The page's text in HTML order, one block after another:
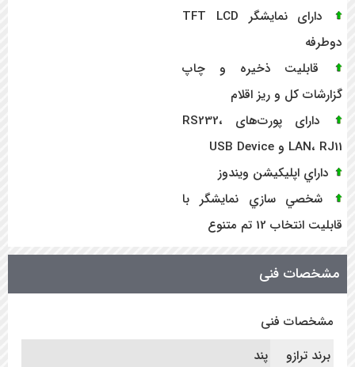
دارای نمایشگر TFT LCD
دوطرفه
قابلیت ذخیره و چاپ
گزارشات کل و ریز اقلام
دارای پورت‌های RS232،
LAN، RJ11 و USB Device
داراي اپليکيشن ويندوز
شخصي سازي نمايشگر با
قابليت انتخاب 12 تم متنوع
مشخصات فنی
مشخصات فنی
برند ترازو
پند